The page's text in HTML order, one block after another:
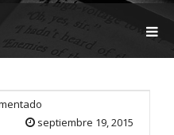
G
septiembre 19, 2015